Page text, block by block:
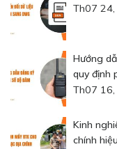
Th07
Hướng
quy định
Th07
Kinh
chính